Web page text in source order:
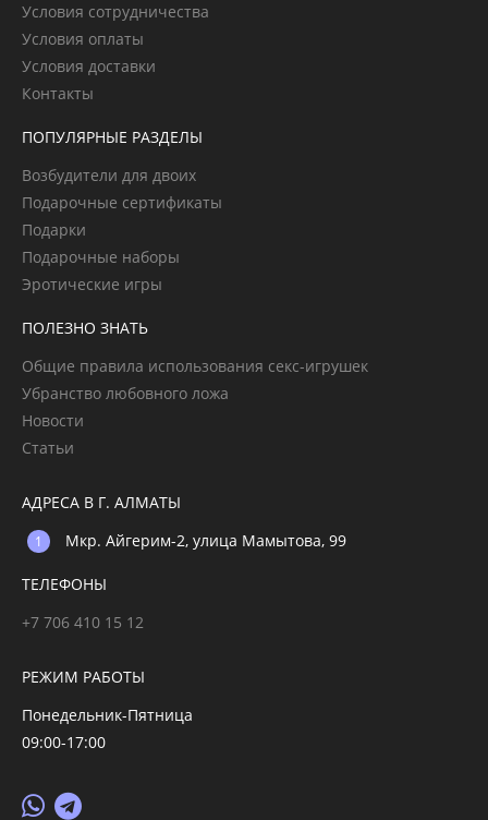
Условия сотрудничества
Условия оплаты
Условия доставки
Контакты
ПОПУЛЯРНЫЕ РАЗДЕЛЫ
Возбудители для двоих
Подарочные сертификаты
Подарки
Подарочные наборы
Эротические игры
ПОЛЕЗНО ЗНАТЬ
Общие правила использования секс-игрушек
Убранство любовного ложа
Новости
Статьи
АДРЕСА В Г. АЛМАТЫ
Мкр. Айгерим-2, улица Мамытова, 99
ТЕЛЕФОНЫ
+7 706 410 15 12
РЕЖИМ РАБОТЫ
Понедельник-Пятница
09:00-17:00